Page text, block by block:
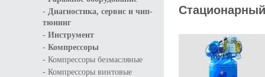
- Диагностика, сервис и чип-
тюнинг
- Инструмент
- Компрессоры
- Компрессоры безмасляные
- Компрессоры винтовые